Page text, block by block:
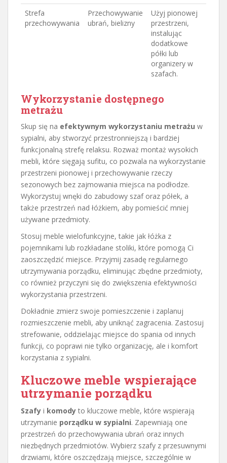
Strefa
przechowywania
Przechowywanie
ubrań, bielizny
Użyj pionowej
przestrzeni,
instalując
dodatkowe
półki lub
organizery w
szafach.
Wykorzystanie dostępnego
metrażu
Skup się na efektywnym wykorzystaniu metrażu w
sypialni, aby stworzyć przestronniejszą i bardziej
funkcjonalną strefę relaksu. Rozważ montaż wysokich
mebli, które sięgają sufitu, co pozwala na wykorzystanie
przestrzeni pionowej i przechowywanie rzeczy
sezonowych bez zajmowania miejsca na podłodze.
Wykorzystuj wnęki do zabudowy szaf oraz półek, a
także przestrzeń nad łóżkiem, aby pomieścić mniej
używane przedmioty.
Stosuj meble wielofunkcyjne, takie jak łóżka z
pojemnikami lub rozkładane stoliki, które pomogą Ci
zaoszczędzić miejsce. Przyjmij zasadę regularnego
utrzymywania porządku, eliminując zbędne przedmioty,
co również przyczyni się do zwiększenia efektywności
wykorzystania przestrzeni.
Dokładnie zmierz swoje pomieszczenie i zaplanuj
rozmieszczenie mebli, aby uniknąć zagracenia. Zastosuj
strefowanie, oddzielając miejsce do spania od innych
funkcji, co poprawi nie tylko organizację, ale i komfort
korzystania z sypialni.
Kluczowe meble wspierające
utrzymanie porządku
Szafy i komody to kluczowe meble, które wspierają
utrzymanie porządku w sypialni. Zapewniają one
przestrzeń do przechowywania ubrań oraz innych
niezbędnych przedmiotów. Wybierz szafy z przesuwnymi
drzwiami, które oszczędzają miejsce, szczególnie w